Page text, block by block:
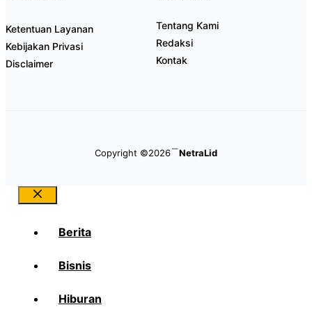
Ketentuan Layanan
Kebijakan Privasi
Disclaimer
Tentang Kami
Redaksi
Kontak
Copyright ©2026 NetraLid
Close
Berita
Bisnis
Hiburan